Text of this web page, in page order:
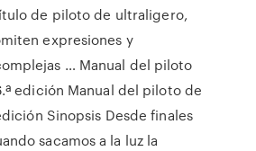
de piloto de ultraligero,
expresiones y
… Manual del piloto
edición Manual del piloto de
Sinopsis Desde finales
sacamos a la luz la